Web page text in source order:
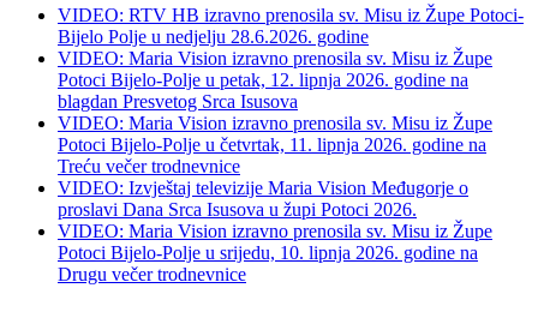
VIDEO: RTV HB izravno prenosila sv. Misu iz Župe Potoci-
Bijelo Polje u nedjelju 28.6.2026. godine
VIDEO: Maria Vision izravno prenosila sv. Misu iz Župe
Potoci Bijelo-Polje u petak, 12. lipnja 2026. godine na
blagdan Presvetog Srca Isusova
VIDEO: Maria Vision izravno prenosila sv. Misu iz Župe
Potoci Bijelo-Polje u četvrtak, 11. lipnja 2026. godine na
Treću večer trodnevnice
VIDEO: Izvještaj televizije Maria Vision Međugorje o
proslavi Dana Srca Isusova u župi Potoci 2026.
VIDEO: Maria Vision izravno prenosila sv. Misu iz Župe
Potoci Bijelo-Polje u srijedu, 10. lipnja 2026. godine na
Drugu večer trodnevnice